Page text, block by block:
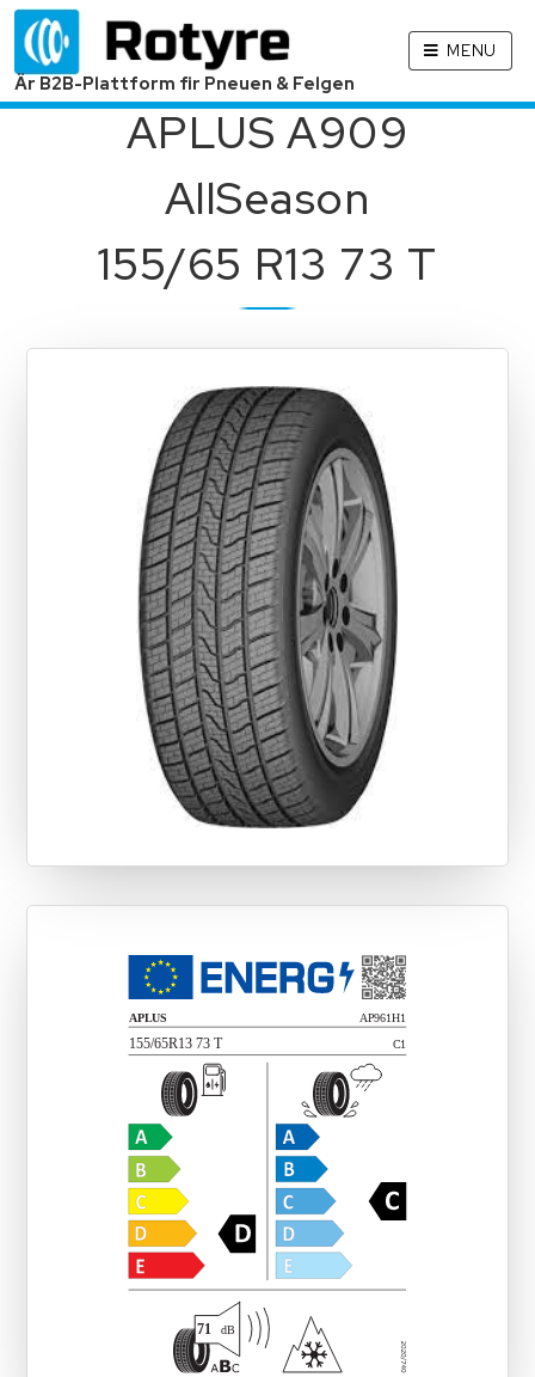
Är B2B-Plattform fir Pneuen & Felgen
MENU
APLUS A909
AllSeason
155/65 R13 73 T